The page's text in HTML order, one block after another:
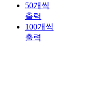
50개씩
출력
100개씩
출력